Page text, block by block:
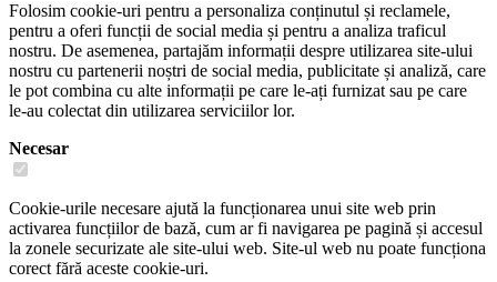
Folosim cookie-uri pentru a personaliza conținutul și reclamele,
pentru a oferi funcții de social media și pentru a analiza traficul
nostru. De asemenea, partajăm informații despre utilizarea site-ului
nostru cu partenerii noștri de social media, publicitate și analiză, care
le pot combina cu alte informații pe care le-ați furnizat sau pe care
le-au colectat din utilizarea serviciilor lor.
Necesar
Cookie-urile necesare ajută la funcționarea unui site web prin
activarea funcțiilor de bază, cum ar fi navigarea pe pagină și accesul
la zonele securizate ale site-ului web. Site-ul web nu poate funcționa
corect fără aceste cookie-uri.